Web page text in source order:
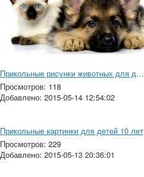
Прикольные рисунки животных для детей
Просмотров: 118
Добавлено: 2015-05-14 12:54:02
Прикольные картинки для детей 10 лет
Просмотров: 229
Добавлено: 2015-05-13 20:36:01